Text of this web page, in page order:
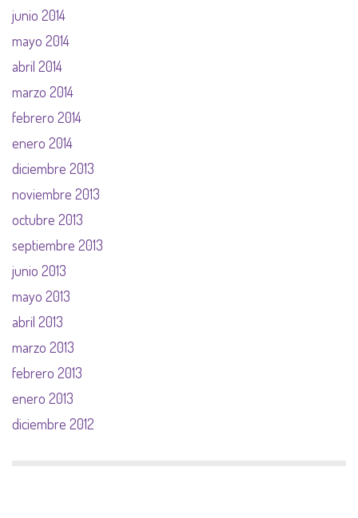
junio 2014
mayo 2014
abril 2014
marzo 2014
febrero 2014
enero 2014
diciembre 2013
noviembre 2013
octubre 2013
septiembre 2013
junio 2013
mayo 2013
abril 2013
marzo 2013
febrero 2013
enero 2013
diciembre 2012